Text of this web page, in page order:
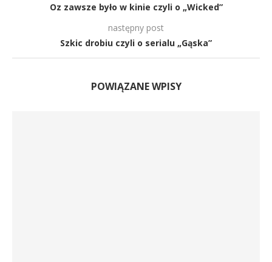
Oz zawsze było w kinie czyli o „Wicked”
następny post
Szkic drobiu czyli o serialu „Gąska”
POWIĄZANE WPISY